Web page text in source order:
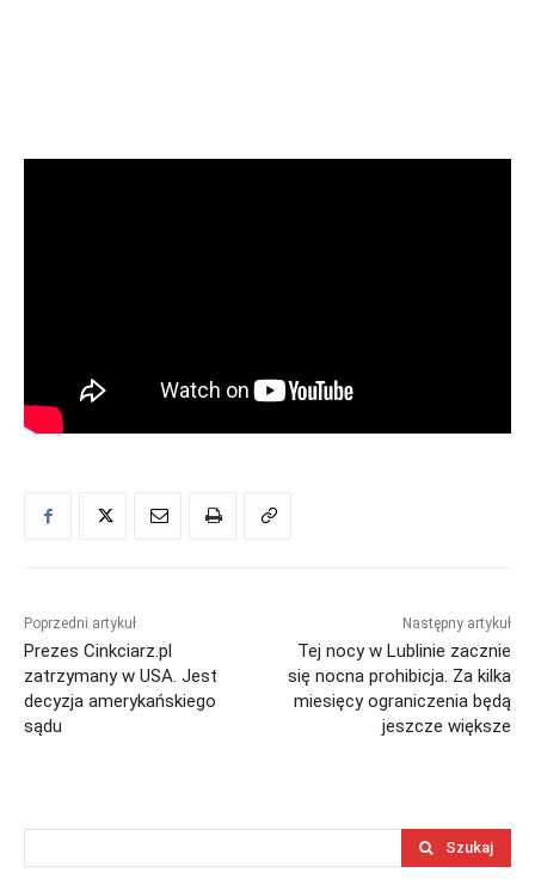
Poprzedni artykuł
Prezes Cinkciarz.pl
zatrzymany w USA. Jest
decyzja amerykańskiego
sądu
Następny artykuł
Tej nocy w Lublinie zacznie
się nocna prohibicja. Za kilka
miesięcy ograniczenia będą
jeszcze większe
Szukaj